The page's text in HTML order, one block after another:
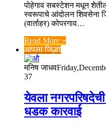
पोहेगाव सबस्टेशन मधून
स्वरूपाचे आंदोलन शिवसेना
(वार्ताहर) कोपरगाव…
Read More »
आपला जिल्हा
मनिष जाधव
37
येवला नगरपरिषदेची
धडक कारवाई